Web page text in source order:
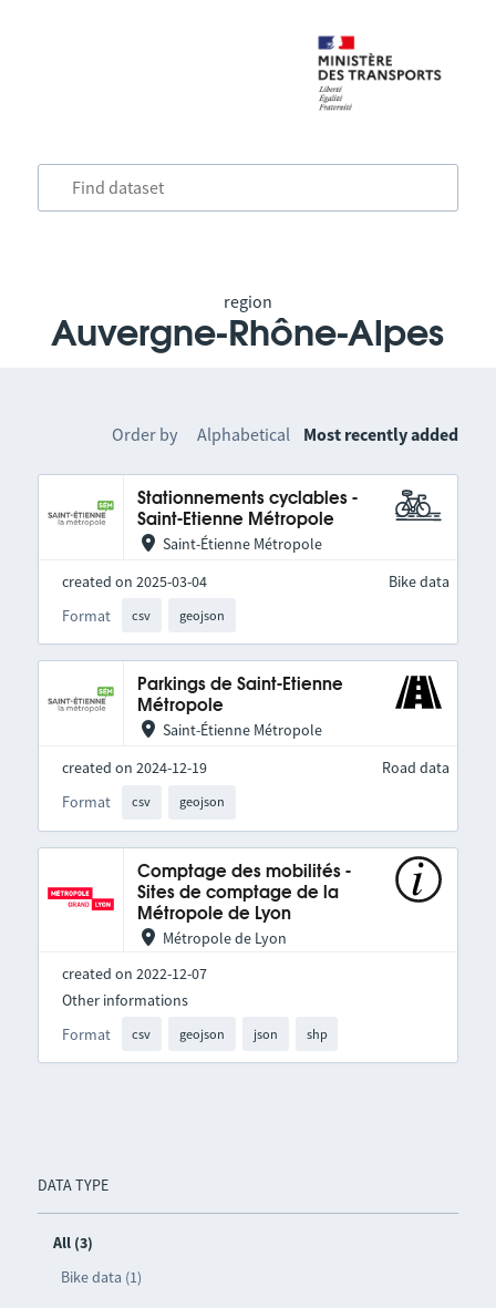
region
Auvergne-Rhône-Alpes
DATA TYPE
All (3)
Bike data (1)
Order by Alphabetical Most recently added
Stationnements cyclables -
Saint-Etienne Métropole
Saint-Étienne Métropole
created on 2025-03-04
Format
csv geojson
Bike data
Parkings de Saint-Etienne
Métropole
Saint-Étienne Métropole
created on 2024-12-19
Format
csv geojson
Road data
Comptage des mobilités -
Sites de comptage de la
Métropole de Lyon
Métropole de Lyon
created on 2022-12-07
Format csv geojson json shp
Other informations